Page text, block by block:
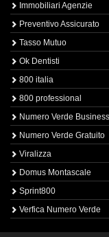
Immobiliari Agenzie
Preventivo Assicurato
Tasso Mutuo
Ok Dentisti
800 italia
800 professional
Numero Verde Business
Numero Verde Gratuito
Viralizza
Domus Montascale
Sprint800
Verfica Numero Verde